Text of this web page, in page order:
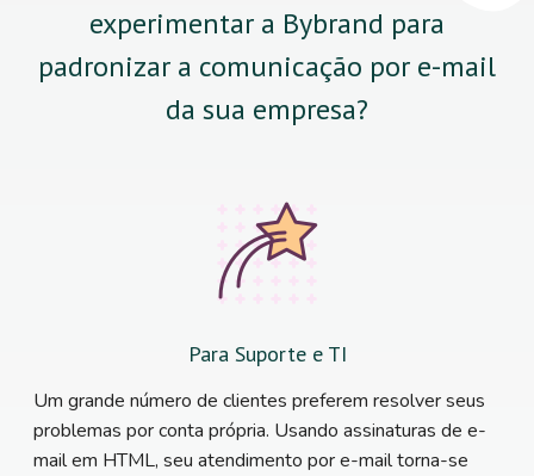
experimentar a Bybrand para
padronizar a comunicação por e-mail
da sua empresa?
Para Suporte e TI
Um grande número de clientes preferem resolver seus
problemas por conta própria. Usando assinaturas de e-
mail em HTML, seu atendimento por e-mail torna-se